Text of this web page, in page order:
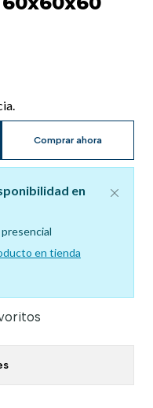
Comprar ahora
en
en tienda